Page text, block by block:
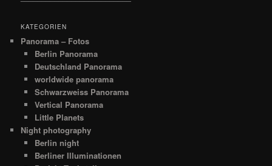
KATEGORIEN
Panorama – Fotos
Berlin Panorama
Deutschland Panorama
worldwide panorama
Schwarzweiss Panorama
Vertical Panorama
Little Planets
Night photography
Berlin night
Berliner Illuminationen